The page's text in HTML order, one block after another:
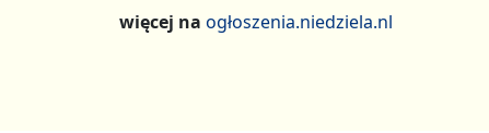
więcej naogłoszenia.niedziela.nl